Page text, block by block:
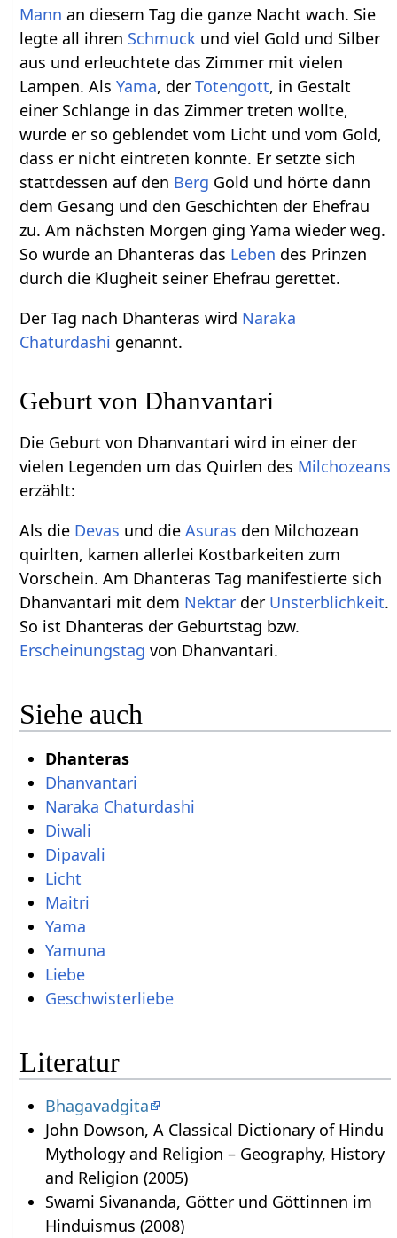
Mann an diesem Tag die ganze Nacht wach. Sie
legte all ihren Schmuck und viel Gold und Silber
aus und erleuchtete das Zimmer mit vielen
Lampen. AlsYama, derTotengott, in Gestalt
einer Schlange in das Zimmer treten wollte,
wurde er so geblendet vom Licht und vom Gold,
dass er nicht eintreten konnte. Er setzte sich
stattdessen auf den Berg Gold und hörte dann
dem Gesang und den Geschichten der Ehefrau
zu. Am nächsten Morgen ging Yama wieder weg.
So wurde an Dhanteras das Leben des Prinzen
durch die Klugheit seiner Ehefrau gerettet.
Der Tag nach Dhanteras wird Naraka
Chaturdashi genannt.
Geburt von Dhanvantari
Die Geburt von Dhanvantari wird in einer der
vielen Legenden um das Quirlen des Milchozeans
erzählt:
Als die Devas und dieAsuras den Milchozean
quirlten, kamen allerlei Kostbarkeiten zum
Vorschein. Am Dhanteras Tag manifestierte sich
Dhanvantari mit dem Nektar der Unsterblichkeit.
So ist Dhanteras der Geburtstag bzw.
Erscheinungstag von Dhanvantari.
Siehe auch
Dhanteras
Dhanvantari
Naraka Chaturdashi
Diwali
Dipavali
Licht
Maitri
Yama
Yamuna
Liebe
Geschwisterliebe
Literatur
Bhagavadgita
John Dowson, A Classical Dictionary of Hindu
Mythology and Religion – Geography, History
and Religion (2005)
Swami Sivananda, Götter und Göttinnen im
Hinduismus (2008)